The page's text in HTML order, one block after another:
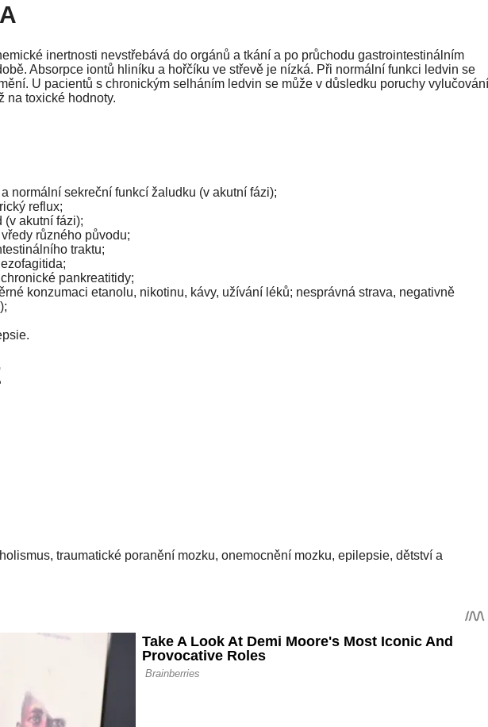
inertnosti nevstřebává do orgánů a tkání a po průchodu gastrointestinálním
Absorpce iontů hliníku a hořčíku ve střevě je nízká. Při normální funkci ledvin se
U pacientů s chronickým selháním ledvin se může v důsledku poruchy vylučování
na toxické hodnoty.
normální sekreční funkcí žaludku (v akutní fázi);
reflux;
(v akutní fázi);
různého původu;
traktu;
pankreatitidy;
konzumaci etanolu, nikotinu, kávy, užívání léků; nesprávná strava, negativně
traumatické poranění mozku, onemocnění mozku, epilepsie, dětství a